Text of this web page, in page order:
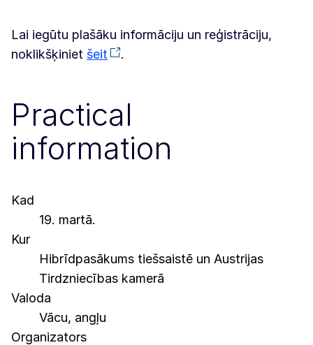
Lai iegūtu plašāku informāciju un reģistrāciju,
noklikšķiniet šeit .
Practical
information
Kad
19. martā.
Kur
Hibrīdpasākums tiešsaistē un Austrijas
Tirdzniecības kamerā
Valoda
Vācu, angļu
Organizators